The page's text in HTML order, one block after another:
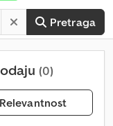
Pretraga
(0)
Relevantnost